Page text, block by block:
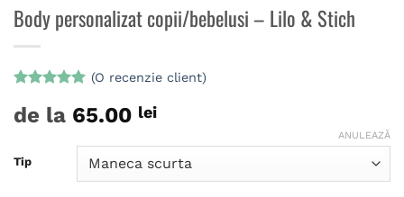
Body personalizat copii/bebelusi – Lilo & Stich
5din 5 pe
baza unei
evaluări
(O recenzie client)
de la 65.00 lei
Tip
ANULEAZĂ